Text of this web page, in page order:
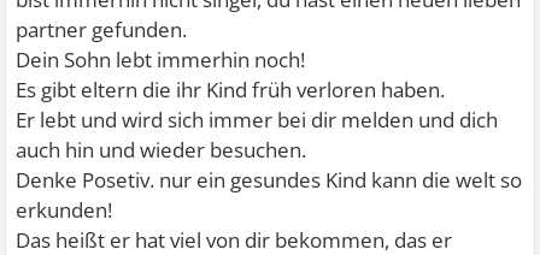
partner gefunden.
Dein Sohn lebt immerhin noch!
Es gibt eltern die ihr Kind früh verloren haben.
Er lebt und wird sich immer bei dir melden und dich
auch hin und wieder besuchen.
Denke Posetiv. nur ein gesundes Kind kann die welt so
erkunden!
Das heißt er hat viel von dir bekommen, das er